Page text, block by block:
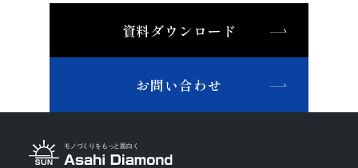
ツルーイング・ドレッシング
非鉄・特殊金属材料
鉄系材料
切削工具材料
石材・建設・鉱業関連材料
研削砥石
資料ダウンロード
お問い合わせ